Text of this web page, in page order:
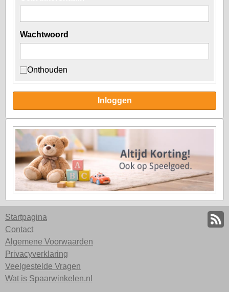
Wachtwoord
Onthouden
Inloggen
Startpagina
Contact
Algemene Voorwaarden
Privacyverklaring
Veelgestelde Vragen
Wat is Spaarwinkelen.nl